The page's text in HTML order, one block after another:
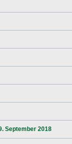
September 2018